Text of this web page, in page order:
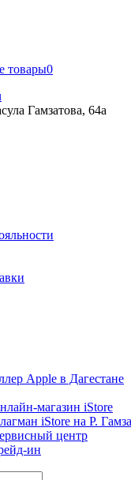
товары0
Гамзатова, 64а
магазин iStore
iStore на Р.
центр
ин